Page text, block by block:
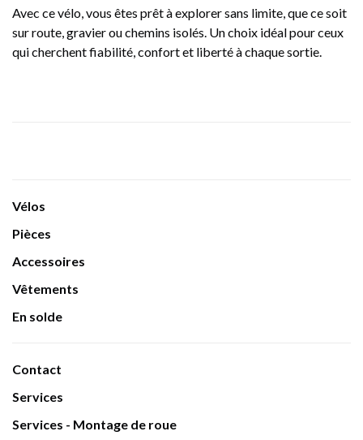
Avec ce vélo, vous êtes prêt à explorer sans limite, que ce soit
sur route, gravier ou chemins isolés. Un choix idéal pour ceux
qui cherchent fiabilité, confort et liberté à chaque sortie.
Vélos
Pièces
Accessoires
Vêtements
En solde
Contact
Services
Services - Montage de roue